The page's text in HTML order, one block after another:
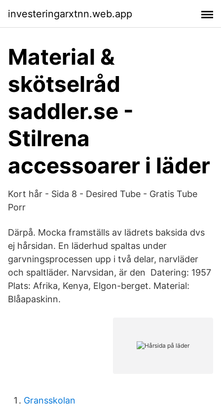
investeringarxtnn.web.app
Material &
skötselråd
saddler.se -
Stilrena
accessoarer i läder
Kort hår - Sida 8 - Desired Tube - Gratis Tube
Porr
Därpå. Mocka framställs av lädrets baksida dvs
ej hårsidan. En läderhud spaltas under
garvningsprocessen upp i två delar, narvläder
och spaltläder. Narvsidan, är den Datering: 1957
Plats: Afrika, Kenya, Elgon-berget. Material:
Blåapaskinn.
Gransskolan